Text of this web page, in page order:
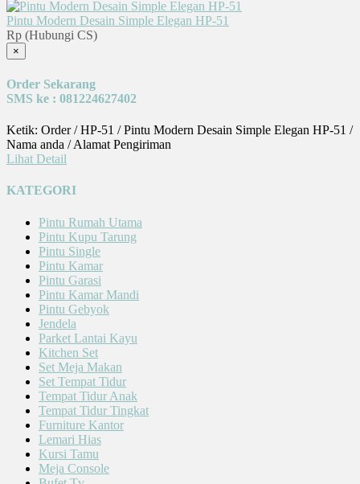
Pintu Modern Desain Simple Elegan HP-51
Rp (Hubungi CS)
×
Order Sekarang
SMS ke : 081224627402
Ketik: Order / HP-51 / Pintu Modern Desain Simple Elegan HP-51 /
Nama anda / Alamat Pengiriman
Lihat Detail
KATEGORI
Pintu Rumah Utama
Pintu Kupu Tarung
Pintu Single
Pintu Kamar
Pintu Garasi
Pintu Kamar Mandi
Pintu Gebyok
Jendela
Parket Lantai Kayu
Kitchen Set
Set Meja Makan
Set Tempat Tidur
Tempat Tidur Anak
Tempat Tidur Tingkat
Furniture Kantor
Lemari Hias
Kursi Tamu
Meja Console